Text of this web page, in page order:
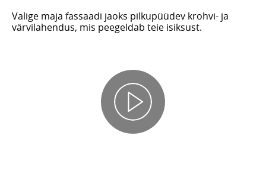
Valige maja fassaadi jaoks pilkupüüdev krohvi- ja
värvilahendus, mis peegeldab teie isiksust.